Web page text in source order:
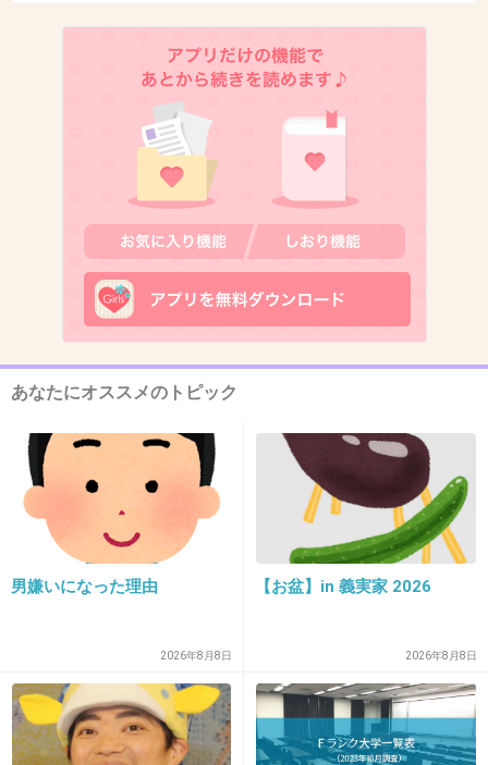
2014/05/31(土) 23:11:01
始まったー！見るぞー*\(^o^)/*
2014/05/31(土) 23:11:01
毎週この一時間は時間たつのめっちゃ早い
13. 匿名 2014/05/31(土) 23:11:05
エリカ様が言い返してた！！！
-4
ギリギリでトピたった！
今週もきてしまった（笑）
あなたにオススメのトピック
男嫌いになった理由
2026年8月8日
【お盆】in 義実家 2026
2026年8月8日